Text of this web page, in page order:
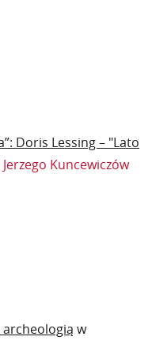
Doris Lessing – "Lato
Kuncewiczów
archeologią w